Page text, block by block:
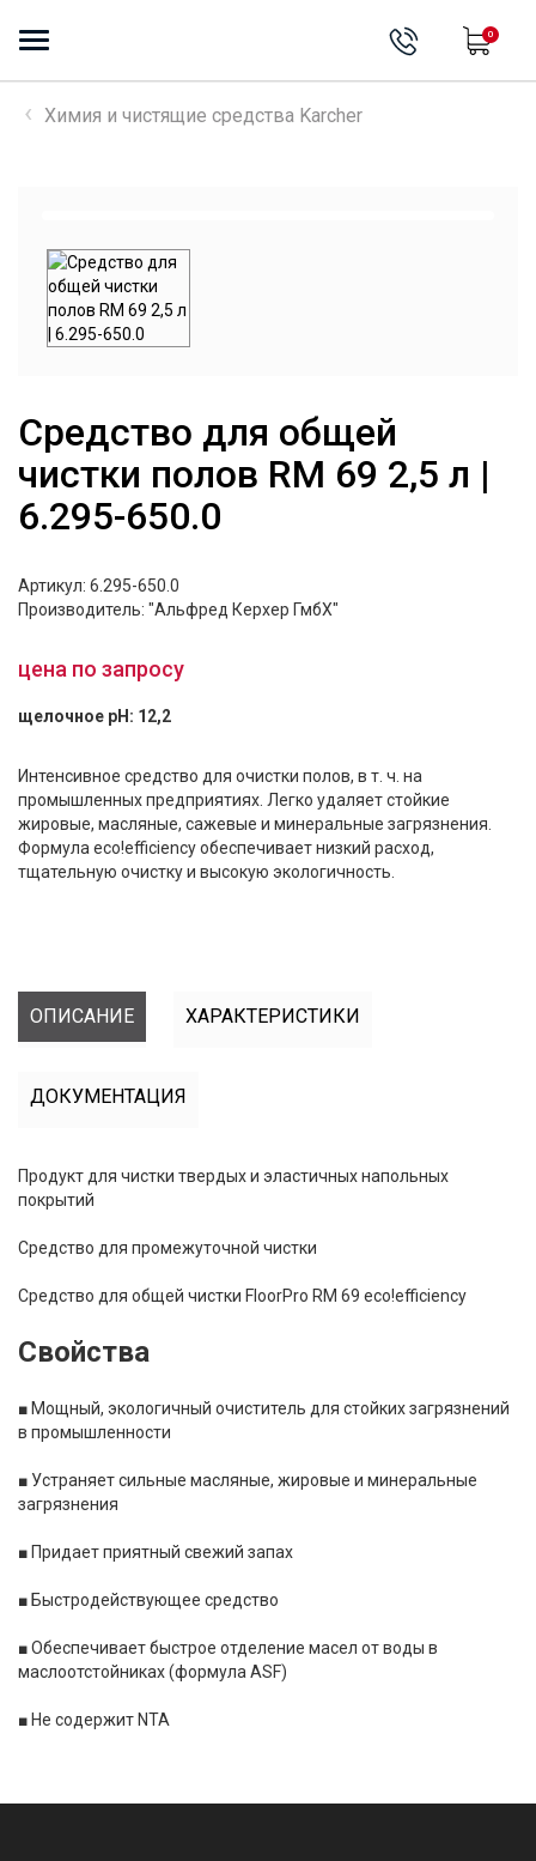
0
Химия и чистящие средства Karcher
Cредство для общей
чистки полов RM 69 2,5 л |
6.295-650.0
Артикул: 6.295-650.0
Производитель: "Альфред Керхер ГмбХ"
цена по запросу
щелочное pH: 12,2
Интенсивное средство для очистки полов, в т. ч. на
промышленных предприятиях. Легко удаляет стойкие
жировые, масляные, сажевые и минеральные загрязнения.
Формула eco!efficiency обеспечивает низкий расход,
тщательную очистку и высокую экологичность.
ОПИСАНИЕ ХАРАКТЕРИСТИКИ
ДОКУМЕНТАЦИЯ
Продукт для чистки твердыхи эластичных напольных
покрытий
Средство для промежуточной чистки
Средство для общей чистки FloorPro RM 69 eco!efficiency
Свойства
■ Мощный, экологичный очиститель для стойких загрязнений
в промышленности
■ Устраняет сильные масляные, жировые и минеральные
загрязнения
■ Придает приятный свежий запах
■ Быстродействующее средство
■ Обеспечивает быстрое отделение масел от воды в
маслоотстойниках (формула ASF)
■ Не содержит NTA